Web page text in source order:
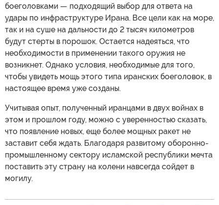
боеголовками — подходящий выбор для ответа на
удары по инфраструктуре Ирана. Все цели как на море,
так и на суше на дальности до 2 тысяч километров
будут стерты в порошок. Остается надеяться, что
необходимости в применении такого оружия не
возникнет. Однако условия, необходимые для того,
чтобы увидеть мощь этого типа иранских боеголовок, в
настоящее время уже созданы.
Учитывая опыт, полученный иранцами в двух войнах в
этом и прошлом году, можно с уверенностью сказать,
что появление новых, еще более мощных ракет не
заставит себя ждать. Благодаря развитому оборонно-
промышленному сектору исламской республики мечта
поставить эту страну на колени навсегда сойдет в
могилу.